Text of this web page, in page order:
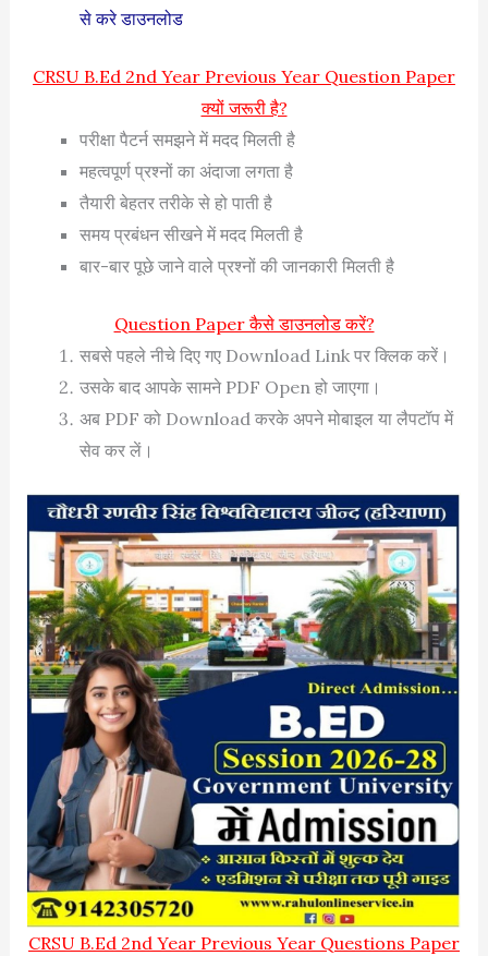
से करे डाउनलोड
CRSU B.Ed 2nd Year Previous Year Question Paper
क्यों जरूरी है?
परीक्षा पैटर्न समझने में मदद मिलती है
महत्वपूर्ण प्रश्नों का अंदाजा लगता है
तैयारी बेहतर तरीके से हो पाती है
समय प्रबंधन सीखने में मदद मिलती है
बार-बार पूछे जाने वाले प्रश्नों की जानकारी मिलती है
Question Paper कैसे डाउनलोड करें?
सबसे पहले नीचे दिए गए Download Link पर क्लिक करें।
उसके बाद आपके सामने PDF Open हो जाएगा।
अब PDF को Download करके अपने मोबाइल या लैपटॉप में
सेव कर लें।
CRSU B.Ed 2nd Year Previous Year Questions Paper